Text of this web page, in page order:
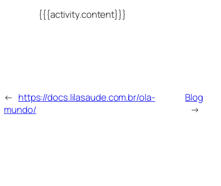
{{{activity.content}}}
← https://docs.lilasaude.com.br/ola-
mundo/
Blog
→